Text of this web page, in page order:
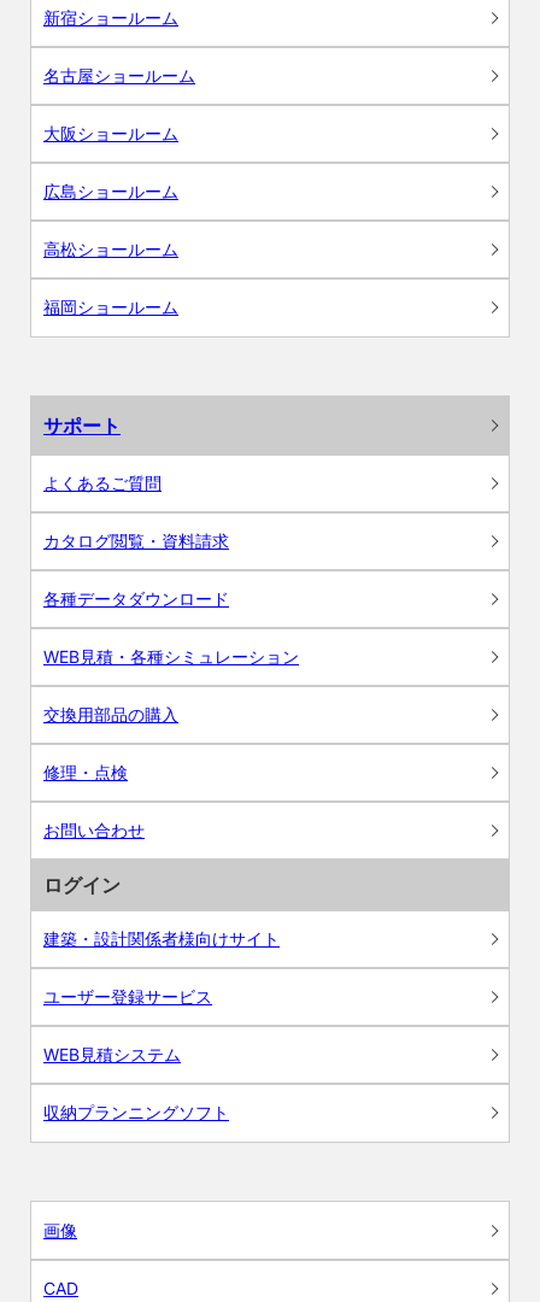
新宿ショールーム
名古屋ショールーム
大阪ショールーム
広島ショールーム
高松ショールーム
福岡ショールーム
サポート
よくあるご質問
カタログ閲覧・資料請求
各種データダウンロード
WEB見積・各種シミュレーション
交換用部品の購入
修理・点検
お問い合わせ
ログイン
建築・設計関係者様向けサイト
ユーザー登録サービス
WEB見積システム
収納プランニングソフト
画像
CAD